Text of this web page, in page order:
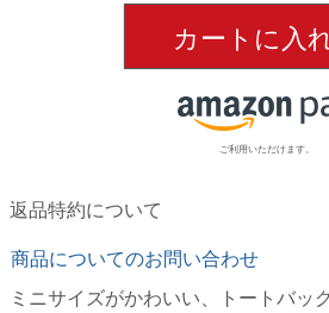
カートに入
ご利用いただけます。
返品特約について
商品についてのお問い合わせ
ミニサイズがかわいい、トートバッ